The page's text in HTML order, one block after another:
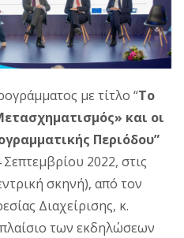
με τίτλο “Το
και οι
Περιόδου”
2022, στις
σκηνή), από τον
Διαχείρισης, κ.
των εκδηλώσεων